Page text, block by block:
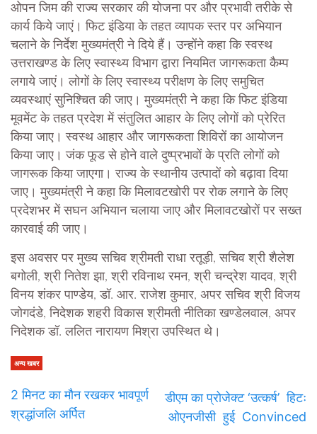
ओपन जिम की राज्य सरकार की योजना पर और प्रभावी तरीके से
कार्य किये जाएं। फिट इंडिया के तहत व्यापक स्तर पर अभियान
चलाने के निर्देश मुख्यमंत्री ने दिये हैं। उन्होंने कहा कि स्वस्थ
उत्तराखण्ड के लिए स्वास्थ्य विभाग द्वारा नियमित जागरूकता कैम्प
लगाये जाएं। लोगों के लिए स्वास्थ्य परीक्षण के लिए समुचित
व्यवस्थाएं सुनिश्चित की जाए। मुख्यमंत्री ने कहा कि फिट इंडिया
मूवमेंट के तहत प्रदेश में संतुलित आहार के लिए लोगों को प्रेरित
किया जाए। स्वस्थ आहार और जागरूकता शिविरों का आयोजन
किया जाए। जंक फूड से होने वाले दुष्प्रभावों के प्रति लोगों को
जागरूक किया जाएगा। राज्य के स्थानीय उत्पादों को बढ़ावा दिया
जाए। मुख्यमंत्री ने कहा कि मिलावटखोरी पर रोक लगाने के लिए
प्रदेशभर में सघन अभियान चलाया जाए और मिलावटखोरों पर सख्त
कारवाई की जाए।
इस अवसर पर मुख्य सचिव श्रीमती राधा रतूड़ी, सचिव श्री शैलेश
बगोली, श्री नितेश झा, श्री रविनाथ रमन, श्री चन्द्रेश यादव, श्री
विनय शंकर पाण्डेय, डॉ. आर. राजेश कुमार, अपर सचिव श्री विजय
जोगदंडे, निदेशक शहरी विकास श्रीमती नीतिका खण्डेलवाल, अपर
निदेशक डॉ. ललित नारायण मिश्रा उपस्थित थे।
अन्य खबर
2 मिनट का मौन रखकर भावपूर्ण
श्रद्धांजलि अर्पित
डीएम का प्रोजेक्ट ‘उत्कर्ष’ हिटः
ओएनजीसी हुई Convinced